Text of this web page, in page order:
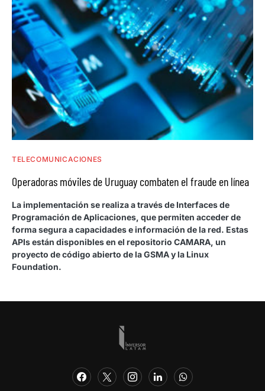
TELECOMUNICACIONES
Operadoras móviles de Uruguay combaten el fraude en línea
La implementación se realiza a través de Interfaces de
Programación de Aplicaciones, que permiten acceder de
forma segura a capacidades e información de la red. Estas
APIs están disponibles en el repositorio CAMARA, un
proyecto de código abierto de la GSMA y la Linux
Foundation.